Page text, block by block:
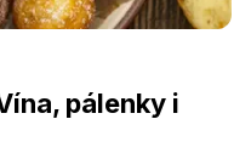
pálenky i